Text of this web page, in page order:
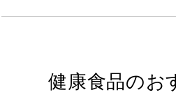
健康食品のお